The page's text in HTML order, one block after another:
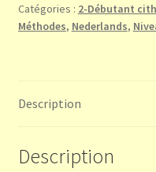
Catégories : 2-Débutant
Méthodes, Nederlands,
Description
Description